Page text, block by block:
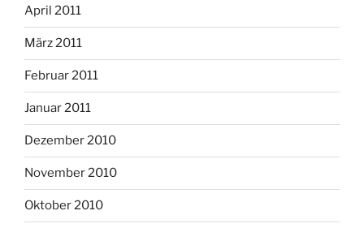
April 2011
März 2011
Februar 2011
Januar 2011
Dezember 2010
November 2010
Oktober 2010